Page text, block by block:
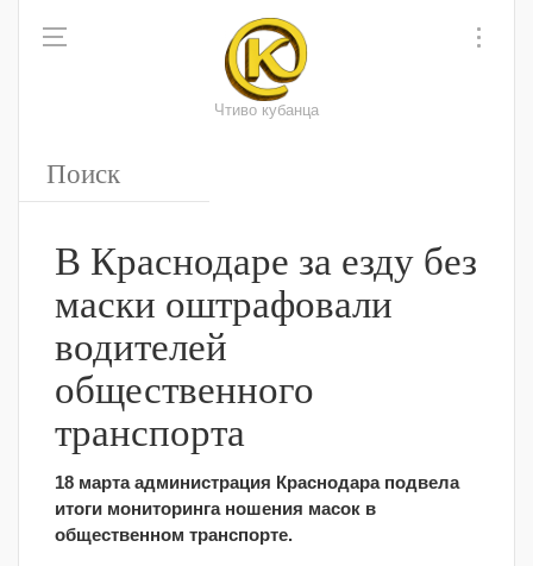
Чтиво кубанца
В Краснодаре за езду без
маски оштрафовали
водителей
общественного
транспорта
18 марта администрация Краснодара подвела
итоги мониторинга ношения масок в
общественном транспорте.